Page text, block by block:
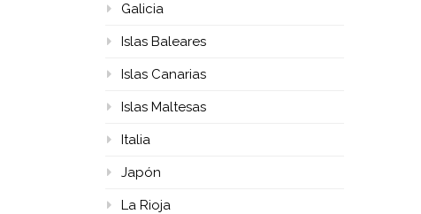
Galicia
Islas Baleares
Islas Canarias
Islas Maltesas
Italia
Japón
La Rioja